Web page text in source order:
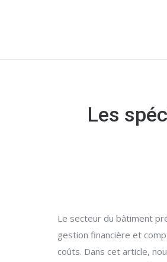
Les
Le secteur du bâtiment
gestion financière et
coûts. Dans cet article,